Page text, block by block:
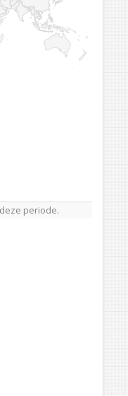
periode.